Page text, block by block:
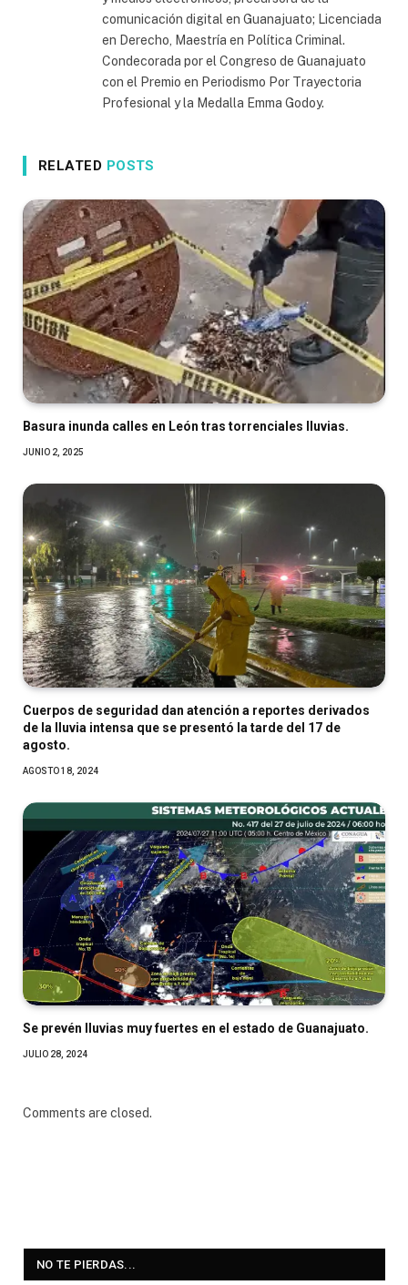
comunicación digital en Guanajuato; Licenciada
en Derecho, Maestría en Política Criminal.
Condecorada por el Congreso de Guanajuato
con el Premio en Periodismo Por Trayectoria
Profesional y la Medalla Emma Godoy.
RELATED POSTS
Basura inunda calles en León tras torrenciales lluvias.
JUNIO 2, 2025
Cuerpos de seguridad dan atención a reportes derivados
de la lluvia intensa que se presentó la tarde del 17 de
agosto.
AGOSTO 18, 2024
Se prevén lluvias muy fuertes en el estado de Guanajuato.
JULIO 28, 2024
Comments are closed.
NO TE PIERDAS...